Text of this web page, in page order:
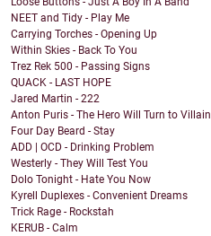
NEET and Tidy - Play Me
Carrying Torches - Opening Up
Within Skies - Back To You
Trez Rek 500 - Passing Signs
QUACK - LAST HOPE
Jared Martin - 222
Anton Puris - The Hero Will Turn to Villain
Four Day Beard - Stay
ADD | OCD - Drinking Problem
Westerly - They Will Test You
Dolo Tonight - Hate You Now
Kyrell Duplexes - Convenient Dreams
Trick Rage - Rockstah
KERUB - Calm